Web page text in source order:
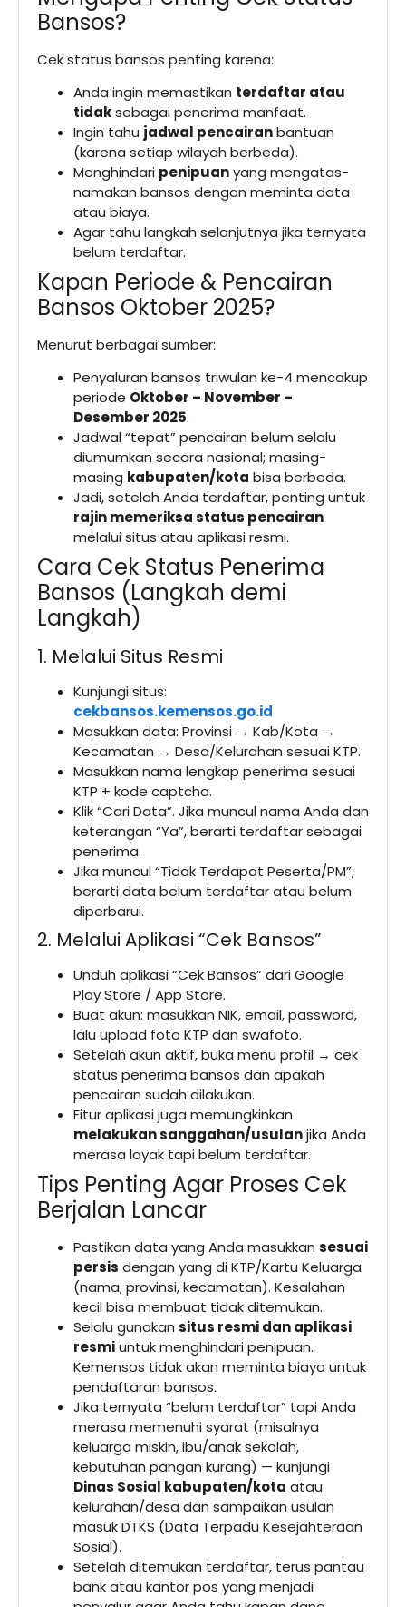
Bansos?
Cek status bansos penting karena:
Anda ingin memastikan terdaftar atau
tidaksebagai penerima manfaat.
Ingin tahu jadwal pencairanbantuan
(karena setiap wilayah berbeda).
Menghindari penipuanyang mengatas-
namakan bansos dengan meminta data
atau biaya.
Agar tahu langkah selanjutnya jika ternyata
belum terdaftar.
Kapan Periode & Pencairan
Bansos Oktober 2025?
Menurut berbagai sumber:
Penyaluran bansos triwulan ke-4 mencakup
periode Oktober – November –
Desember 2025.
Jadwal “tepat” pencairan belum selalu
diumumkan secara nasional; masing-
masing kabupaten/kota bisa berbeda.
Jadi, setelah Anda terdaftar, penting untuk
rajin memeriksa status pencairan
melalui situs atau aplikasi resmi.
Cara Cek Status Penerima
Bansos (Langkah demi
Langkah)
1. Melalui Situs Resmi
Kunjungi situs:
cekbansos.kemensos.go.id
Masukkan data: Provinsi → Kab/Kota →
Kecamatan → Desa/Kelurahan sesuai KTP.
Masukkan nama lengkap penerima sesuai
KTP + kode captcha.
Klik “Cari Data”. Jika muncul nama Anda dan
keterangan “Ya”, berarti terdaftar sebagai
penerima.
Jika muncul “Tidak Terdapat Peserta/PM”,
berarti data belum terdaftar atau belum
diperbarui.
2. Melalui Aplikasi “Cek Bansos”
Unduh aplikasi “Cek Bansos” dari Google
Play Store / App Store.
Buat akun: masukkan NIK, email, password,
lalu upload foto KTP dan swafoto.
Setelah akun aktif, buka menu profil → cek
status penerima bansos dan apakah
pencairan sudah dilakukan.
Fitur aplikasi juga memungkinkan
melakukan sanggahan/usulanjika Anda
merasa layak tapi belum terdaftar.
Tips Penting Agar Proses Cek
Berjalan Lancar
Pastikan data yang Anda masukkan sesuai
persis dengan yang di KTP/Kartu Keluarga
(nama, provinsi, kecamatan). Kesalahan
kecil bisa membuat tidak ditemukan.
Selalu gunakan situs resmi dan aplikasi
resmiuntuk menghindari penipuan.
Kemensos tidak akan meminta biaya untuk
pendaftaran bansos.
Jika ternyata “belum terdaftar” tapi Anda
merasa memenuhi syarat (misalnya
keluarga miskin, ibu/anak sekolah,
kebutuhan pangan kurang) — kunjungi
Dinas Sosial kabupaten/kota atau
kelurahan/desa dan sampaikan usulan
masuk DTKS (Data Terpadu Kesejahteraan
Sosial).
Setelah ditemukan terdaftar, terus pantau
bank atau kantor pos yang menjadi